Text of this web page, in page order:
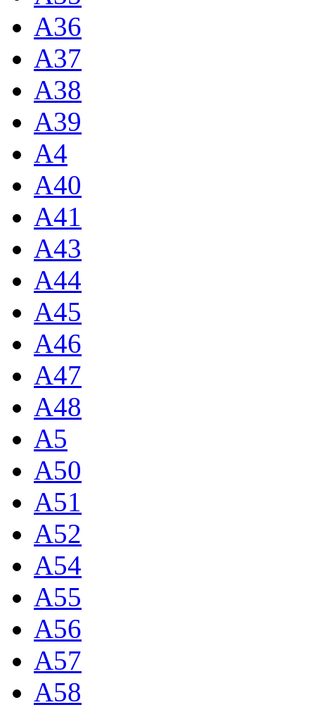
A36
A37
A38
A39
A4
A40
A41
A43
A44
A45
A46
A47
A48
A5
A50
A51
A52
A54
A55
A56
A57
A58